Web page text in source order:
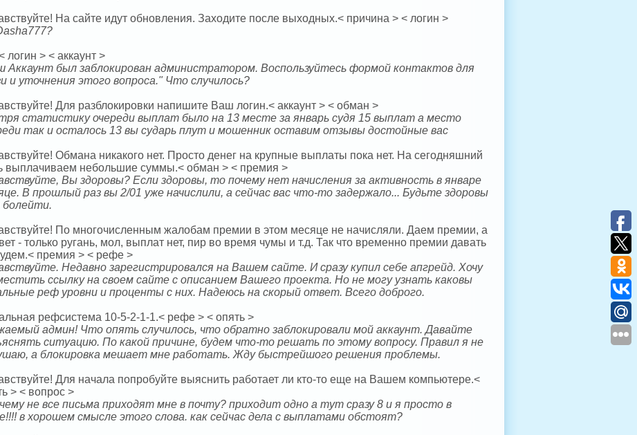
На сайте идут обновления. Заходите после выходных.< причина > < логин >
логин > < аккаунт >
Аккаунт был заблокирован администратором. Воспользуйтесь формой контактов для
и уточнения этого вопроса." Что случилось?
Для разблокировки напишите Ваш логин.< аккаунт > < обман >
статистику очереди выплат было на 13 месте за январь судя 15 выплат а место
так и осталось 13 вы сударь плут и мошенник оставим отзывы достойные вас
Обмана никакого нет. Просто денег на крупные выплаты пока нет. На сегодняшний
выплачиваем небольшие суммы.< обман > < премия >
Вы здоровы? Если здоровы, то почему нет начисления за активность в январе
В прошлый раз вы 2/01 уже начислили, а сейчас вас что-то задержало... Будьте здоровы
болейти.
По многочисленным жалобам премии в этом месяце не начисляли. Даем премии, а
- только ругань, мол, выплат нет, пир во время чумы и т.д. Так что временно премии давать
премия > < рефе >
Недавно зарегистрировался на Вашем сайте. И сразу купил себе апгрейд. Хочу
ссылку на своем сайте с описанием Вашего проекта. Но не могу узнать каковы
реф уровни и проценты с них. Надеюсь на скорый ответ. Всего доброго.
рефсистема 10-5-2-1-1.< рефе > < опять >
админ! Что опять случилось, что обратно заблокировали мой аккаунт. Давайте
ситуацию. По какой причине, будем что-то решать по этому вопросу. Правил я не
а блокировка мешает мне работать. Жду быстрейшого решения проблемы.
Для начала попробуйте выяснить работает ли кто-то еще на Вашем компьютере.<
> < вопрос >
не все письма приходят мне в почту? приходит одно а тут сразу 8 и я просто в
в хорошем смысле этого слова. как сейчас дела с выплатами обстоят?